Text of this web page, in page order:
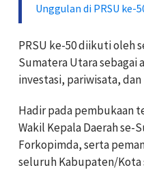
Unggulan di PRSU ke-
PRSU ke-50 diikuti oleh
Sumatera Utara sebagai
investasi, pariwisata, dan
Hadir pada pembukaan
Wakil Kepala Daerah se-
Forkopimda, serta
seluruh Kabupaten/Kota